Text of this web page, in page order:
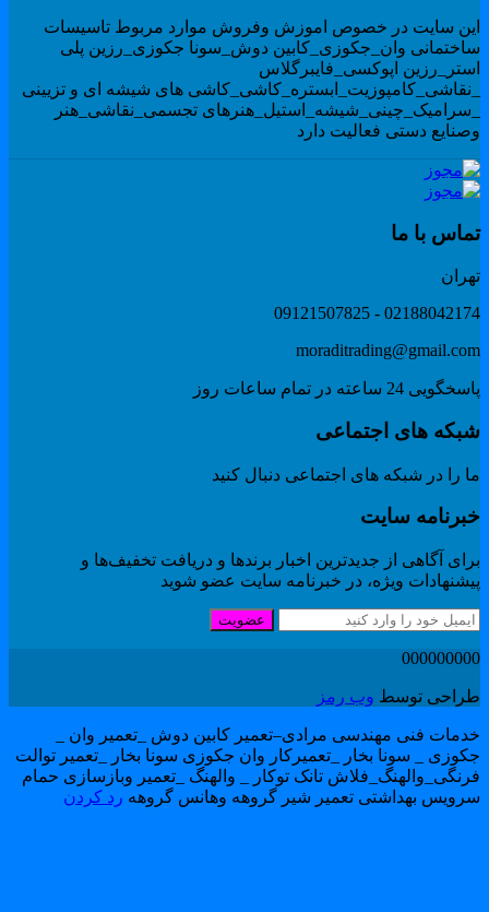
سایت در خصوص اموزش وفروش موارد مربوط تاسیسات
وان_جکوزی_کابین دوش_سونا جکوزی_رزین پلی
اپوکسی_فایبرگلاس
های شیشه ای و تزیینی
تجسمی_نقاشی_هنر
دستی فعالیت دارد
با ما
02188042174 -
24 ساعته در تمام ساعات روز
های اجتماعی
را در شبکه های اجتماعی دنبال کنید
سایت
آگاهی از جدیدترین اخبار برندها و دریافت تخفیف‌ها و
ویژه، در خبرنامه سایت عضو شوید
عضویت
توسطوب رمز
فنی مهندسی مرادی–تعمیر کابین دوش _تعمیر وان _
_ سونا بخار _تعمیرکار وان جکوزی سونا بخار _تعمیر توالت
تانک توکار _ والهنگ _تعمیر وبازسازی حمام
بهداشتی تعمیر شیر گروهه وهانس گروههرد کردن